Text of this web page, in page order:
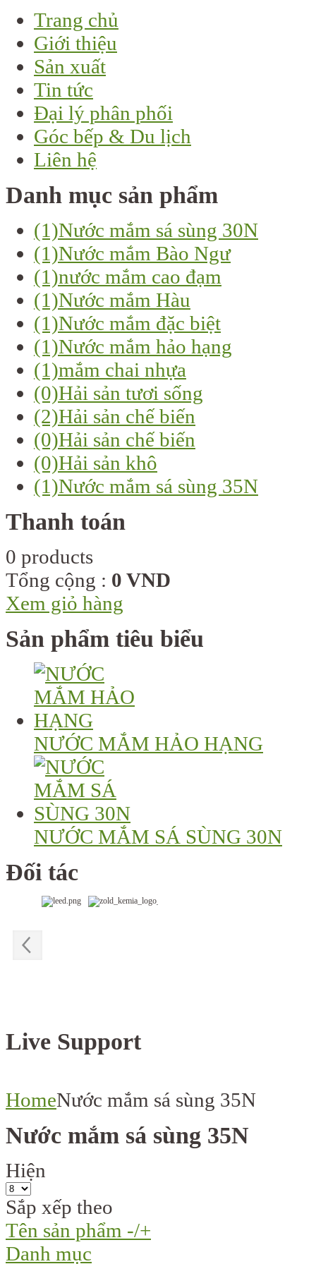
Trang chủ
Giới thiệu
Sản xuất
Tin tức
Đại lý phân phối
Góc bếp & Du lịch
Liên hệ
Danh mục sản phẩm
(1)Nước mắm sá sùng 30N
(1)Nước mắm Bào Ngư
(1)nước mắm cao đạm
(1)Nước mắm Hàu
(1)Nước mắm đặc biệt
(1)Nước mắm hảo hạng
(1)mắm chai nhựa
(0)Hải sản tươi sống
(2)Hải sản chế biến
(0)Hải sản chế biến
(0)Hải sản khô
(1)Nước mắm sá sùng 35N
Thanh toán
0 products
Tổng cộng : 0 VND
Xem giỏ hàng
Sản phẩm tiêu biểu
NƯỚC MẮM HẢO HẠNG
NƯỚC MẮM SÁ SÙNG 30N
Đối tác
Live Support
HomeNước mắm sá sùng 35N
Nước mắm sá sùng 35N
Hiện
Sắp xếp theo
Tên sản phẩm -/+
Danh mục